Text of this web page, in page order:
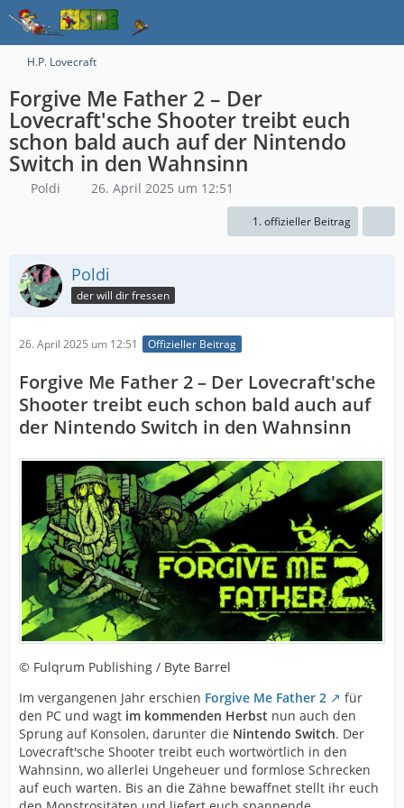
H.P. Lovecraft
Forgive Me Father 2 – Der
Lovecraft'sche Shooter treibt euch
schon bald auch auf der Nintendo
Switch in den Wahnsinn
Poldi 26. April 2025 um 12:51
1. offizieller Beitrag
Poldi
der will dir fressen
26. April 2025 um 12:51 Offizieller Beitrag
Forgive Me Father 2 – Der Lovecraft'sche
Shooter treibt euch schon bald auch auf
der Nintendo Switch in den Wahnsinn
© Fulqrum Publishing / Byte Barrel
Im vergangenen Jahr erschien Forgive Me Father 2
für
den PC und wagt im kommenden Herbst nun auch den
Sprung auf Konsolen, darunter die Nintendo Switch. Der
Lovecraft'sche Shooter treibt euch wortwörtlich in den
Wahnsinn, wo allerlei Ungeheuer und formlose Schrecken
auf euch warten. Bis an die Zähne bewaffnet stellt ihr euch